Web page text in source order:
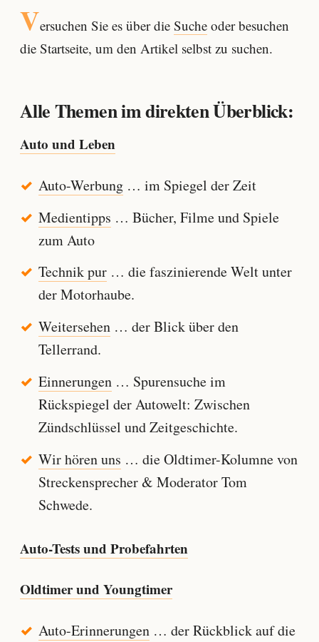
Versuchen Sie es über die Sucheoder besuchen
die Startseite, um den Artikel selbst zu suchen.
Alle Themen im direkten Überblick:
Auto und Leben
Auto-Werbung… im Spiegel der Zeit
Medientipps … Bücher, Filme und Spiele
zum Auto
Technik pur… die faszinierende Welt unter
der Motorhaube.
Weitersehen… der Blick über den
Tellerrand.
Einnerungen… Spurensuche im
Rückspiegel der Autowelt: Zwischen
Zündschlüssel und Zeitgeschichte.
Wir hören uns … die Oldtimer-Kolumne von
Streckensprecher & Moderator Tom
Schwede.
Auto-Tests und Probefahrten
Oldtimer und Youngtimer
Auto-Erinnerungen… der Rückblick auf die